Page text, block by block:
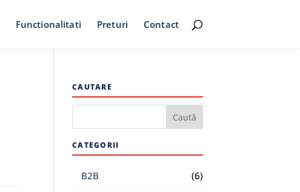
Functionalitati Preturi Contact
CAUTARE
CATEGORII
B2B (6)